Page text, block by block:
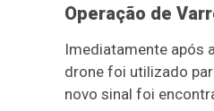
Operação de
Imediatamente após
drone foi utilizado
novo sinal foi